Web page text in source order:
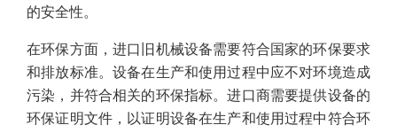
的安全性。
在环保方面，进口旧机械设备需要符合国家的环保要求
和排放标准。设备在生产和使用过程中应不对环境造成
污染，并符合相关的环保指标。进口商需要提供设备的
环保证明文件，以证明设备在生产和使用过程中符合环